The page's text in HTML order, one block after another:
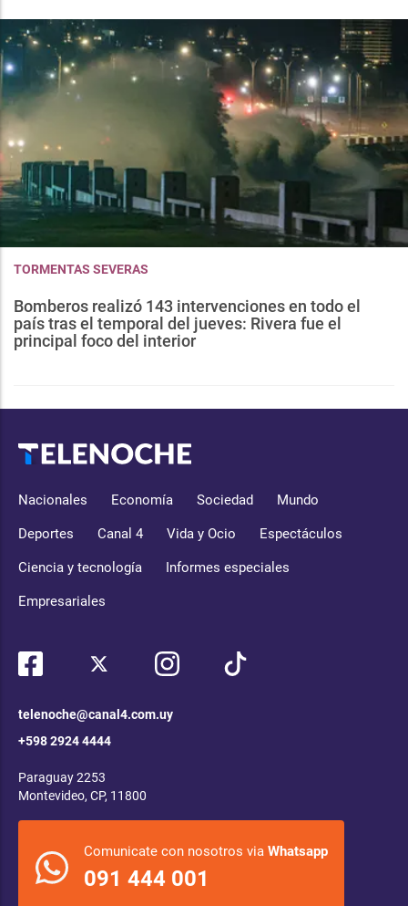
TORMENTAS SEVERAS
Bomberos realizó 143 intervenciones en todo el
país tras el temporal del jueves: Rivera fue el
principal foco del interior
Nacionales Economía Sociedad Mundo
Deportes Canal 4 Vida y Ocio Espectáculos
Ciencia y tecnología Informes especiales
Empresariales
telenoche@canal4.com.uy
+598 2924 4444
Paraguay 2253
Montevideo, CP, 11800
Comunicate con nosotros via Whatsapp
091 444 001